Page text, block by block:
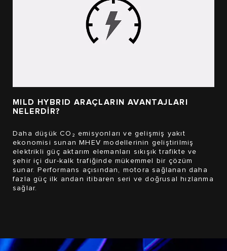
MILD HYBRID ARAÇLARIN AVANTAJLARI
NELERDİR?
Daha düşük CO₂ emisyonları ve gelişmiş yakıt
ekonomisi sunan MHEV modellerinin geliştirilmiş
elektrikli güç aktarım elemanları sıkışık trafikte ve
şehir içi dur-kalk trafiğinde mükemmel bir çözüm
sunar. Performans açısından, motora sağlanan daha
fazla güç ilk andan itibaren seri ve doğrusal hızlanma
sağlar.